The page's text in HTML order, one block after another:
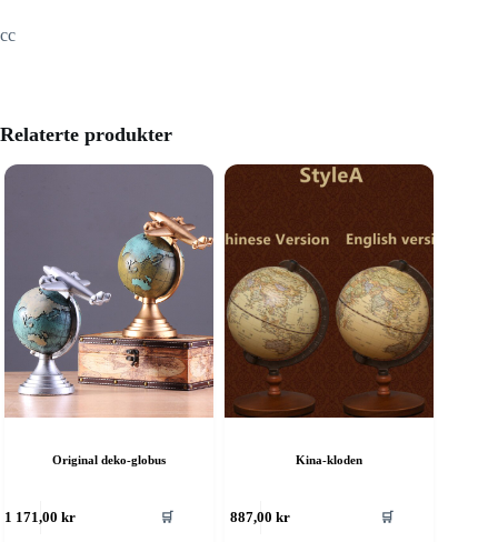
cc
Relaterte produkter
Original deko-globus
1 171,00kr 🛒
Kina-kloden
887,00kr 🛒